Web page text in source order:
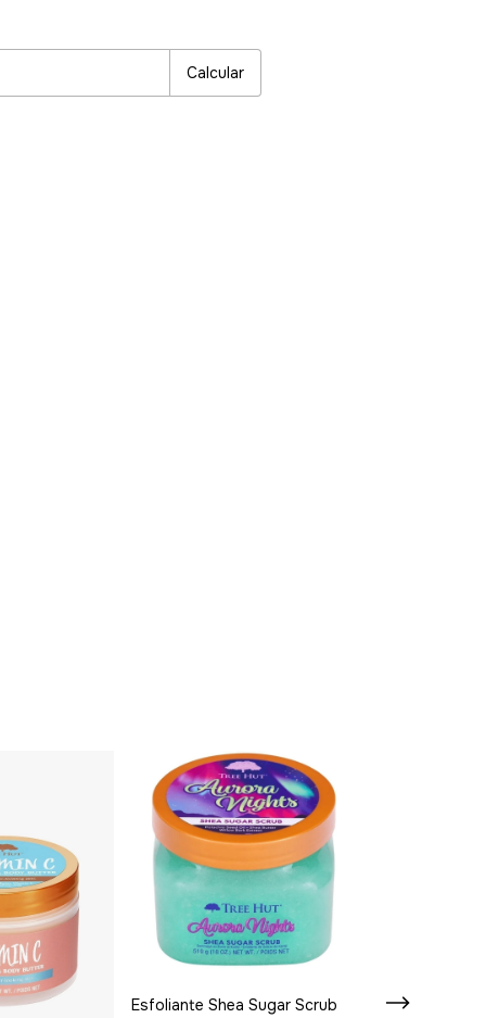
Calcular
Esfoliante Shea Sugar Scrub
Esfoliante